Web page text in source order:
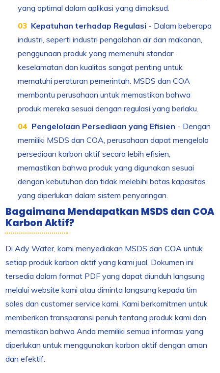
yang optimal dalam aplikasi yang dimaksud.
Kepatuhan terhadap Regulasi - Dalam beberapa
industri, seperti industri pengolahan air dan makanan,
penggunaan produk yang memenuhi standar
keselamatan dan kualitas sangat penting untuk
mematuhi peraturan pemerintah. MSDS dan COA
membantu perusahaan untuk memastikan bahwa
produk mereka sesuai dengan regulasi yang berlaku.
Pengelolaan Persediaan yang Efisien - Dengan
memiliki MSDS dan COA, perusahaan dapat mengelola
persediaan karbon aktif secara lebih efisien,
memastikan bahwa produk yang digunakan sesuai
dengan kebutuhan dan tidak melebihi batas kapasitas
yang diperlukan dalam sistem penyaringan.
Bagaimana Mendapatkan MSDS dan COA
Karbon Aktif?
Di Ady Water, kami menyediakan MSDS dan COA untuk
setiap produk karbon aktif yang kami jual. Dokumen ini
tersedia dalam format PDF yang dapat diunduh langsung
melalui website kami atau diminta langsung kepada tim
sales dan customer service kami. Kami berkomitmen untuk
memberikan transparansi penuh tentang produk kami dan
memastikan bahwa Anda memiliki semua informasi yang
diperlukan untuk menggunakan karbon aktif dengan aman
dan efektif.